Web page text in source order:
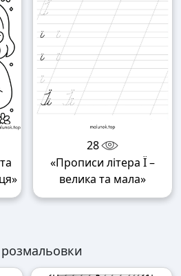
28
«Прописи літера Ї –
велика та мала»
розмальовки